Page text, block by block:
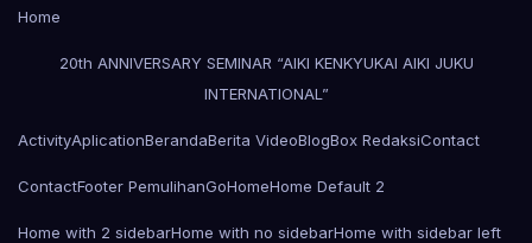
Home
20th ANNIVERSARY SEMINAR “AIKI KENKYUKAI AIKI JUKU
INTERNATIONAL”
ActivityAplicationBerandaBerita VideoBlogBox RedaksiContact
ContactFooter PemulihanGoHomeHome Default 2
Home with 2 sidebarHome with no sidebarHome with sidebar left